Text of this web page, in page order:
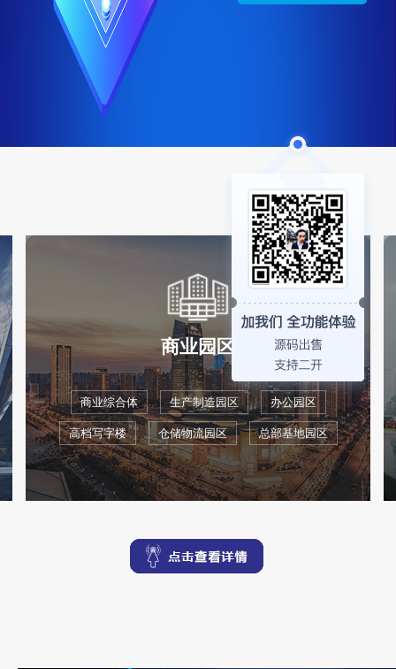
商业园区
商业综合体 生产制造园区 办公园区
高档写字楼 仓储物流园区 总部基地园区